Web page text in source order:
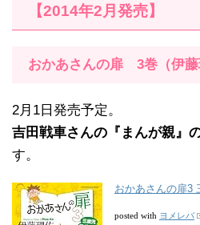
【2014年2月発売】
おかあさんの扉 3巻（伊藤
2月1日発売予定。
吉田戦車さんの『まんが親』
す。
おかあさんの扉3
posted with ヨメレバ